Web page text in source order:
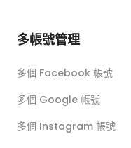
多帳號管理
多個 Facebook 帳號
多個 Google 帳號
多個 Instagram 帳號